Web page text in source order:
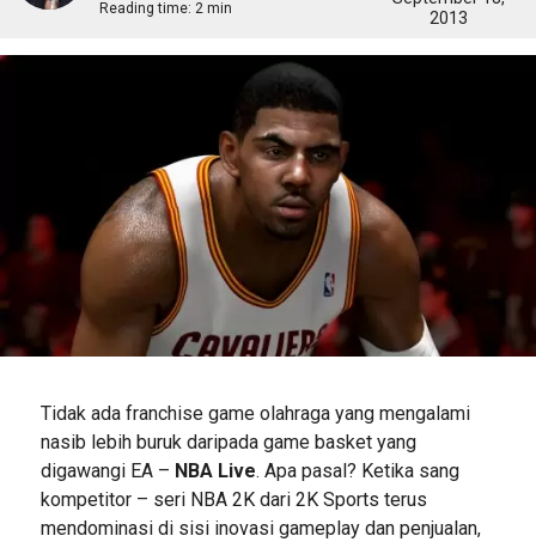
Reading time: 2 min
2013
Tidak ada franchise game olahraga yang mengalami
nasib lebih buruk daripada game basket yang
digawangi EA – NBA Live. Apa pasal? Ketika sang
kompetitor – seri NBA 2K dari 2K Sports terus
mendominasi di sisi inovasi gameplay dan penjualan,